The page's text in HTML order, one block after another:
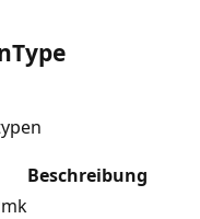
Type
Beschreibung